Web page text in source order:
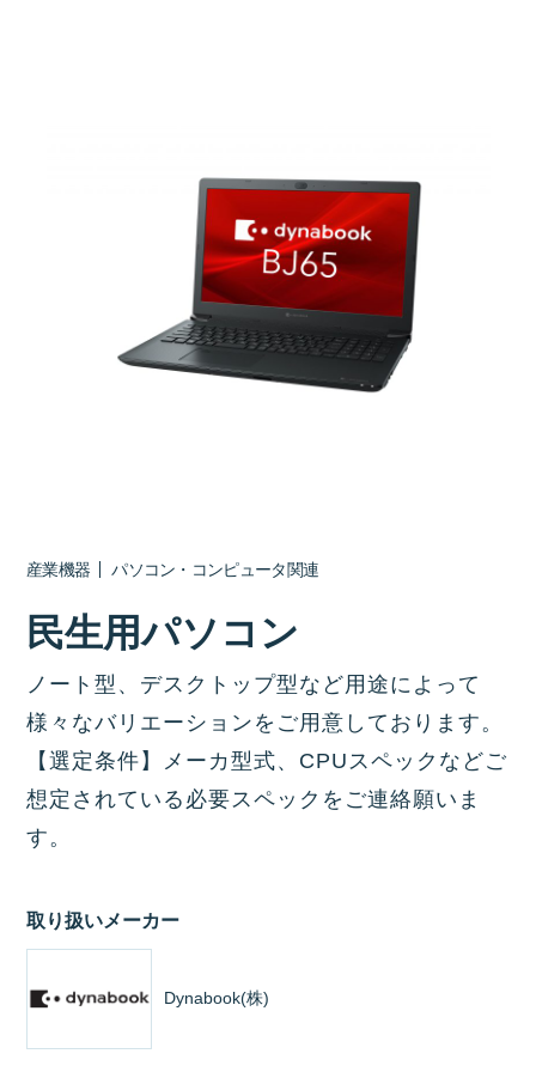
産業機器 パソコン・コンピュータ関連
民生用パソコン
ノート型、デスクトップ型など用途によって
様々なバリエーションをご用意しております。
【選定条件】メーカ型式、CPUスペックなどご
想定されている必要スペックをご連絡願いま
す。
取り扱いメーカー
Dynabook(株)